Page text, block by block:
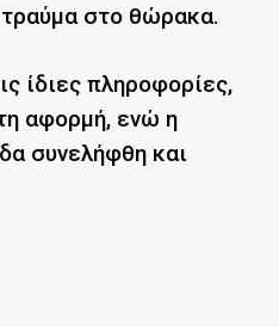
στο θώρακα.
ίδιες πληροφορίες,
αφορμή, ενώ η
συνελήφθη και